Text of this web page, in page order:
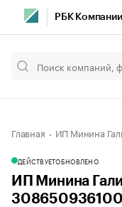
РБК Компании
Главная ИП Минина
ДЕЙСТВУЕТОБНОВЛЕНО
ИП Минина